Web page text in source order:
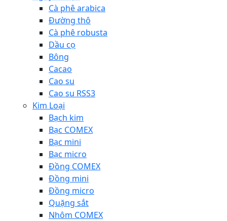
Cà phê arabica
Đường thô
Cà phê robusta
Dầu cọ
Bông
Cacao
Cao su
Cao su RSS3
Kim Loại
Bạch kim
Bạc COMEX
Bạc mini
Bạc micro
Đồng COMEX
Đồng mini
Đồng micro
Quặng sắt
Nhôm COMEX